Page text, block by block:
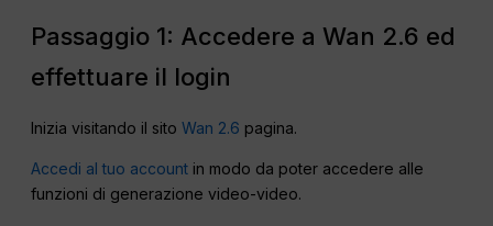
Passaggio 1: Accedere a Wan 2.6 ed
effettuare il login
Inizia visitando il sitoWan 2.6 pagina.
Accedi al tuo account in modo da poter accedere alle
funzioni di generazione video-video.